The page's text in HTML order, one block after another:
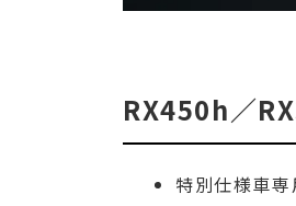
RX450h／
特別仕様車